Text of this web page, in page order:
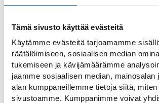
Tämä sivusto käyttää evästeitä
Käytämme evästeitä tarjoamamme
räätälöimiseen, sosiaalisen median
tukemiseen ja kävijämäärämme
jaamme sosiaalisen median, mainosalan
alan kumppaneillemme tietoja siitä,
sivustoamme. Kumppanimme voivat
HAKU